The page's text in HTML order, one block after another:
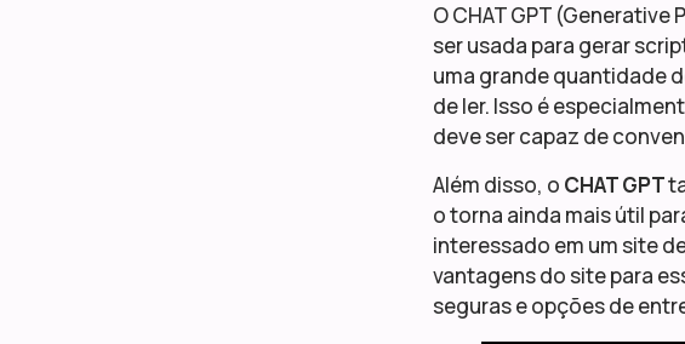
O CHAT GPT
ser usada para gerar
uma grande quantidade
de ler. Isso é
deve ser capaz de
Além disso, o CHAT GPT
o torna ainda mais útil
interessado em um site
vantagens do site para
seguras e opções de